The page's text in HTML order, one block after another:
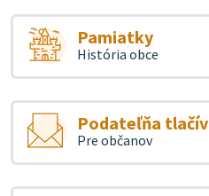
Pamiatky
História obce
Podateľňa tlačív
Pre občanov